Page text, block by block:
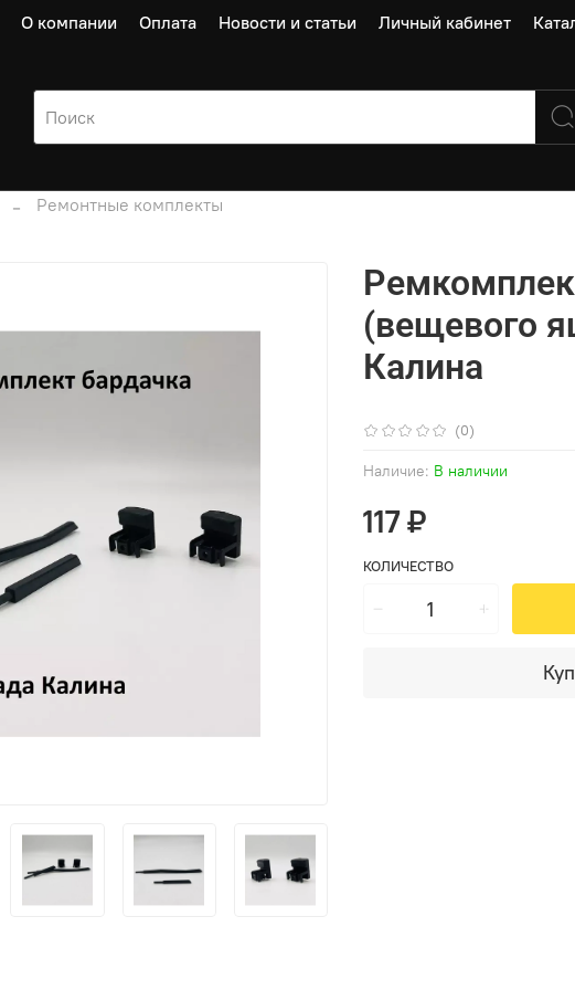
О компании Оплата Новости и статьи Личный кабинет
Ремонтные комплекты
(0)
Наличие: В наличии
(вещевого
Калина
117 ₽
КОЛИЧЕСТВО